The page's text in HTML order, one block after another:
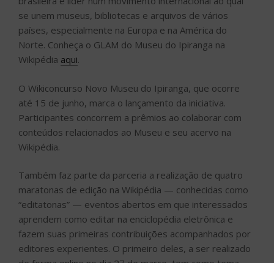
se unem museus, bibliotecas e arquivos de vários
países, especialmente na Europa e na América do
Norte. Conheça o GLAM do Museu do Ipiranga na
Wikipédia aqui.
O Wikiconcurso Novo Museu do Ipiranga, que ocorre
até 15 de junho, marca o lançamento da iniciativa.
Participantes concorrem a prêmios ao colaborar com
conteúdos relacionados ao Museu e seu acervo na
Wikipédia.
Também faz parte da parceria a realização de quatro
maratonas de edição na Wikipédia — conhecidas como
“editatonas” — eventos abertos em que interessados
aprendem como editar na enciclopédia eletrônica e
fazem suas primeiras contribuições acompanhados por
editores experientes. O primeiro deles, a ser realizado